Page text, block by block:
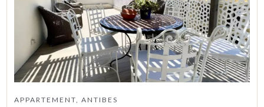
APPARTEMENT, ANTIBES